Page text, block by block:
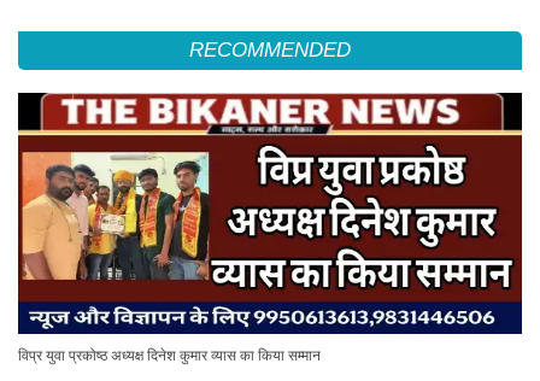
RECOMMENDED
विप्र युवा प्रकोष्ठ अध्यक्ष दिनेश कुमार व्यास का किया सम्मान